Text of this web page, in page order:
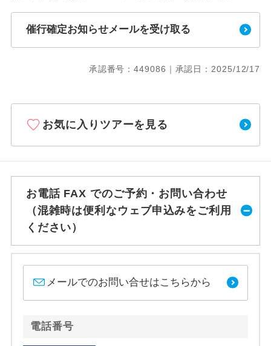
催行確定お知らせメールを受け取る
承認番号：449086｜承認日：2025/12/17
お気に入りツアーを見る
お電話 FAX でのご予約・お問い合わせ
（混雑時は便利なウェブ申込みをご利用
ください）
メールでのお問い合せはこちらから
電話番号